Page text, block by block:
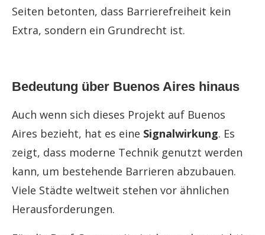
Seiten betonten, dass Barrierefreiheit kein
Extra, sondern ein Grundrecht ist.
Bedeutung über Buenos Aires hinaus
Auch wenn sich dieses Projekt auf Buenos
Aires bezieht, hat es eine Signalwirkung. Es
zeigt, dass moderne Technik genutzt werden
kann, um bestehende Barrieren abzubauen.
Viele Städte weltweit stehen vor ähnlichen
Herausforderungen.